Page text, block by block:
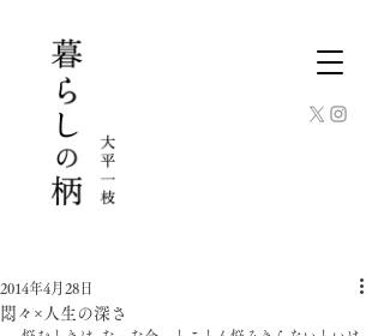
悶々×人生の深さ
2014年4月28日